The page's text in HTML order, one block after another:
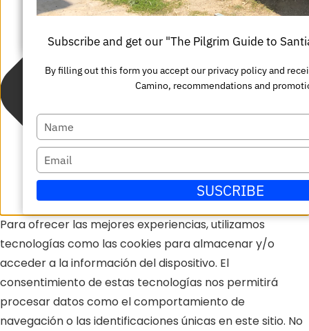
Para ofrecer las mejores experiencias, utilizamos
tecnologías como las cookies para almacenar y/o
acceder a la información del dispositivo. El
consentimiento de estas tecnologías nos permitirá
procesar datos como el comportamiento de
navegación o las identificaciones únicas en este sitio. No
nombre
su
correo
Subscribe and get our "The Pilgrim Guide to
By filling out this form you accept our privacy policy and
Camino, recommendations and
Escriba
su
nombre
Escriba
su
correo
electrónico
SUSCRIBE